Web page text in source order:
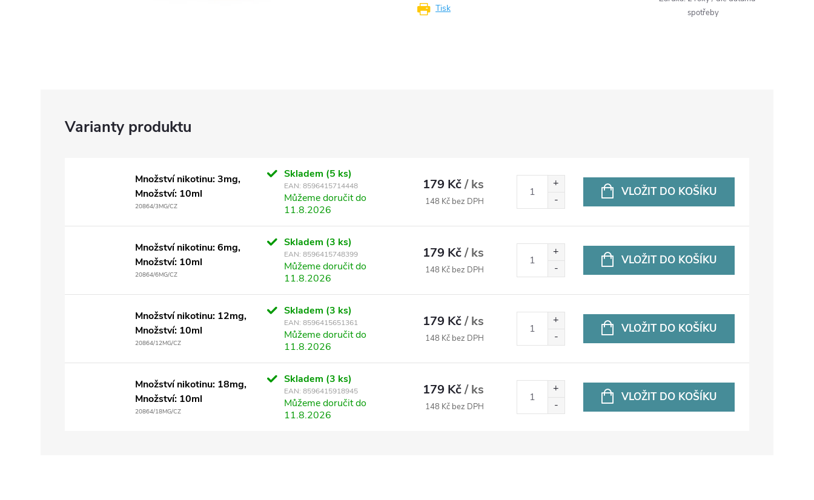
Tisk
spotřeby
Množství nikotinu: 3mg,
Množství: 10ml
20864/3MG/CZ
Skladem (5 ks)
EAN: 8596415714448
Můžeme doručit do
11.8.2026
179 Kč/ ks
148 Kč bez DPH
VLOŽIT DO KOŠÍKU
Množství nikotinu: 6mg,
Množství: 10ml
20864/6MG/CZ
Skladem (3 ks)
EAN: 8596415748399
Můžeme doručit do
11.8.2026
179 Kč/ ks
148 Kč bez DPH
VLOŽIT DO KOŠÍKU
Množství nikotinu: 12mg,
Množství: 10ml
20864/12MG/CZ
Skladem (3 ks)
EAN: 8596415651361
Můžeme doručit do
11.8.2026
179 Kč/ ks
148 Kč bez DPH
VLOŽIT DO KOŠÍKU
Množství nikotinu: 18mg,
Množství: 10ml
20864/18MG/CZ
Skladem (3 ks)
EAN: 8596415918945
Můžeme doručit do
11.8.2026
179 Kč/ ks
148 Kč bez DPH
VLOŽIT DO KOŠÍKU